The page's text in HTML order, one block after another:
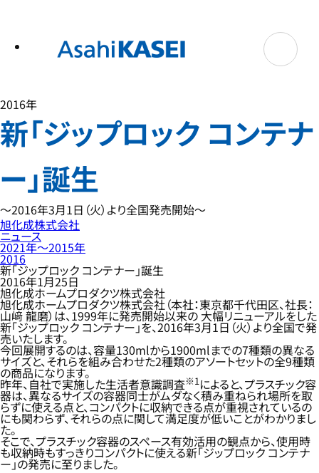
2016年
新「ジップロック コンテナ
ー」誕生
～2016年3月1日（火）より全国発売開始～
旭化成株式会社
ニュース
2021年〜2015年
2016
新「ジップロック コンテナー」誕生
2016年1月25日
旭化成ホームプロダクツ株式会社
旭化成ホームプロダクツ株式会社（本社：東京都千代田区、社長：
山﨑 龍磨）は、1999年に発売開始以来の 大幅リニューアルをした
新「ジップロック コンテナー」を、2016年3月1日（火）より全国で発
売いたします。
今回展開するのは、容量130mlから1900mlまでの7種類の異なる
サイズと、それらを組み合わせた2種類のアソートセットの全9種類
の商品になります。
昨年、自社で実施した生活者意識調査※1 によると、プラスチック容
器は、異なるサイズの容器同士がムダなく積み重ねられ場所を取
らずに使える点と、コンパクトに収納できる点が重視されているの
にも関わらず、それらの点に関して満足度が低いことがわかりまし
た。
そこで、プラスチック容器のスペース有効活用の観点から、使用時
も収納時もすっきりコンパクトに使える新「ジップロック コンテナ
ー」の発売に至りました。